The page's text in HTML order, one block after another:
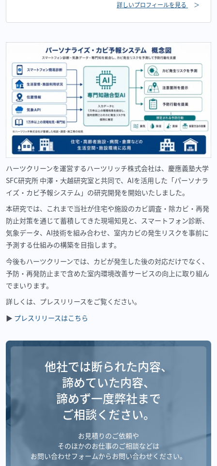
詳しいプロフィールを見る ＞
ハーツクリーンを運営するハーツリッチ株式会社は、慶應義塾大学
SFC研究所 中澤・大越研究室と共同で、AIを活用した「パーソナラ
イズ・カビ予報システム」の研究開発を開始いたしました。
本研究では、これまで当社が住宅や施設のカビ調査・除カビ・再発
防止対策を通じて蓄積してきた現場知見と、スマートフォン診断、
気象データ、AI技術を組み合わせ、室内カビの発生リスクを事前に
予測する仕組みの構築を目指します。
今後もハーツクリーンでは、カビが発生した後の対応だけでなく、
予防・再発防止まで含めた室内環境改善サービスの向上に取り組ん
でまいります。
詳しくは、プレスリリースをご覧ください。
▶ プレスリリースはこちら
他社では断られた内容、
諦めていた内容、
諦めず一度弊社まで
ご相談ください。
お見積りのご依頼や
そのほかのお仕事のご相談などは
お問い合わせフォームからお問い合わせください。